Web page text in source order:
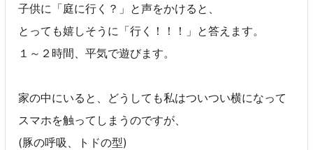
子供に「庭に行く？」と声をかけると、
とっても嬉しそうに「行く！！！」と答えます。
１～２時間、平気で遊びます。
家の中にいると、どうしても私はついつい横になって
スマホを触ってしまうのですが、
(豚の呼吸、トドの型)